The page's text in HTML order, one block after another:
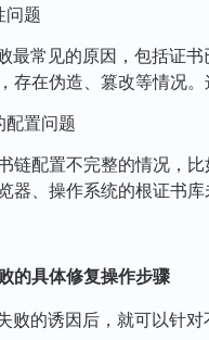
问题
最常见的原因，包括证
存在伪造、篡改等情况
配置问题
链配置不完整的情况，
器、操作系统的根证书
的具体修复操作步骤
败的诱因后，就可以针